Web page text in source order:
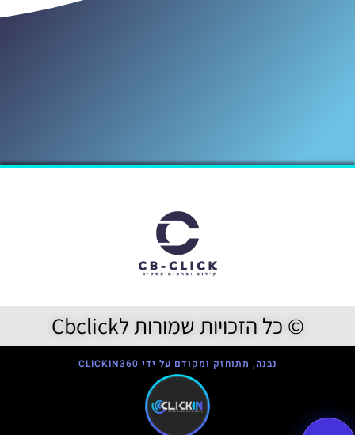
© כל הזכויות שמורות לCbclick
נבנה, מתוחזק ומקודם על ידי CLICKIN360